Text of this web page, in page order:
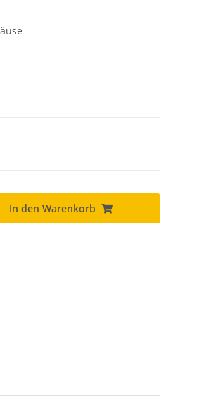
In den Warenkorb